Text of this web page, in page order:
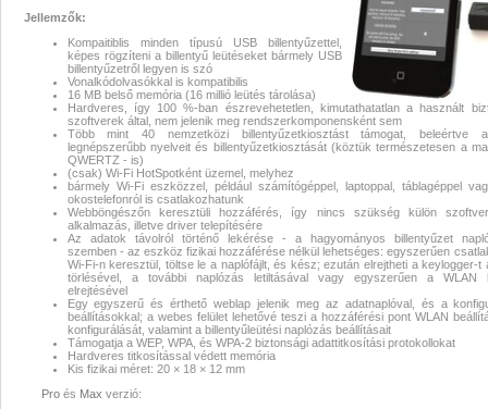
Jellemzők:
Kompaitiblis minden típusú USB billentyűzettel,
képes rögzíteni a billentyű leütéseket bármely USB
billentyűzetről legyen is szó
Vonalkódolvasókkal is kompatibilis
16 MB belső memória (16 millió leütés tárolása)
Hardveres, így 100 %-ban észrevehetetlen, kimutathatatlan a használt
szoftverek által, nem jelenik meg rendszerkomponensként sem
Több mint 40 nemzetközi billentyűzetkiosztást támogat, beleértve
legnépszerűbb nyelveit és billentyűzetkiosztását (köztük természetesen a
QWERTZ - is)
(csak) Wi-Fi HotSpotként üzemel, melyhez
bármely Wi-Fi eszközzel, például számítógéppel, laptoppal, táblagéppel
okostelefonról is csatlakozhatunk
Webböngészőn keresztüli hozzáférés, így nincs szükség külön
alkalmazás, illetve driver telepítésére
Az adatok távolról történő lekérése - a hagyományos billentyűzet
szemben - az eszköz fizikai hozzáférése nélkül lehetséges: egyszerűen
Wi-Fi-n keresztül, töltse le a naplófájlt, és kész; ezután elrejtheti a keylogger-t
törlésével, a további naplózás letiltásával vagy egyszerűen a WLAN
elrejtésével
Egy egyszerű és érthető weblap jelenik meg az adatnaplóval, és a
beállításokkal; a webes felület lehetővé teszi a hozzáférési pont WLAN
konfigurálását, valamint a billentyűleütési naplózás beállításait
Támogatja a WEP, WPA, és WPA-2 biztonsági adattitkosítási protokollokat
Hardveres titkosítással védett memória
Kis fizikai méret: 20 × 18 × 12 mm
Proés Max verzió: